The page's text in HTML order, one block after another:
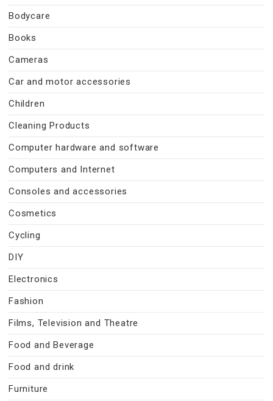
Bodycare
Books
Cameras
Car and motor accessories
Children
Cleaning Products
Computer hardware and software
Computers and Internet
Consoles and accessories
Cosmetics
Cycling
DIY
Electronics
Fashion
Films, Television and Theatre
Food and Beverage
Food and drink
Furniture